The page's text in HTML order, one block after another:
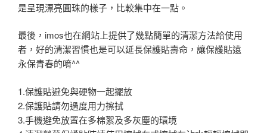
是呈現漂亮圓珠的樣子，比較集中在一點。
最後，imos也在網站上提供了幾點簡單的清潔方法給使用
者，好的清潔習慣也是可以延長保護貼壽命，讓保護貼遠
永保青春的唷^^
1.保護貼避免與硬物一起擺放
2.保護貼請勿過度用力擦拭
3.手機避免放置在多棉絮及多灰塵的環境